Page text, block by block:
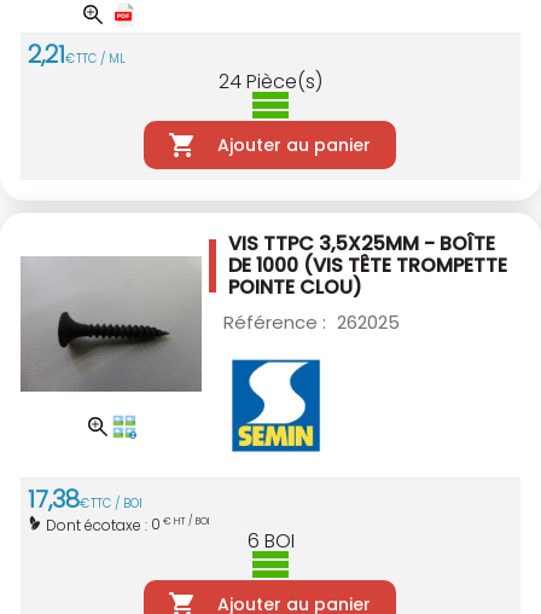
2,21€TTC / ML
24Pièce(s)
Ajouter au panier
VIS TTPC 3,5X25MM - BOÎTE
DE 1000 (VIS TÊTE TROMPETTE
POINTE CLOU)
Référence : 262025
17,38€TTC / BOI
Dont écotaxe : 0 € HT / BOI
6 BOI
Ajouter au panier